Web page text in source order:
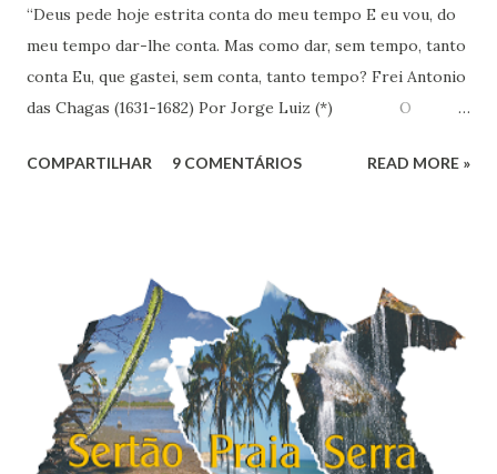
“Deus pede hoje estrita conta do meu tempo E eu vou, do
meu tempo dar-lhe conta. Mas como dar, sem tempo, tanto
conta Eu, que gastei, sem conta, tanto tempo? Frei Antonio
das Chagas (1631-1682) Por Jorge Luiz (*) O
no dia 18 último, resultado de pesquisa que revela que em
uma felicidade média de 6,8 no Brasil em 2010. O
Nordeste é a região mais feliz do Brasil, com nota média de
7,38. Se fosse considerado um país, nós nordestinos
ficaríamos em 9º na classificação global, entre belgas e
finlandeses. Apesar de ser considerada a região mais rica
do Brasil, o Sudoeste foi con...
COMPARTILHAR 9 COMENTÁRIOS READ MORE »